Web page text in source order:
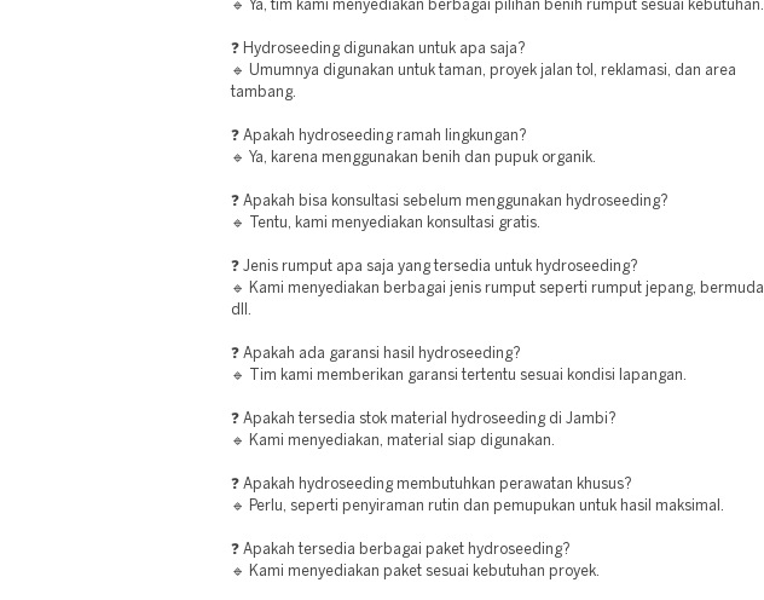
🔹 Ya, tim kami menyediakan berbagai pilihan benih rumput sesuai kebutuhan.
❓ Hydroseeding digunakan untuk apa saja?
🔹 Umumnya digunakan untuk taman, proyek jalan tol, reklamasi, dan area
tambang.
❓ Apakah hydroseeding ramah lingkungan?
🔹 Ya, karena menggunakan benih dan pupuk organik.
❓ Apakah bisa konsultasi sebelum menggunakan hydroseeding?
🔹 Tentu, kami menyediakan konsultasi gratis.
❓ Jenis rumput apa saja yang tersedia untuk hydroseeding?
🔹 Kami menyediakan berbagai jenis rumput seperti rumput jepang, bermuda,
dll.
❓ Apakah ada garansi hasil hydroseeding?
🔹 Tim kami memberikan garansi tertentu sesuai kondisi lapangan.
❓ Apakah tersedia stok material hydroseeding di Jambi?
🔹 Kami menyediakan, material siap digunakan.
❓ Apakah hydroseeding membutuhkan perawatan khusus?
🔹 Perlu, seperti penyiraman rutin dan pemupukan untuk hasil maksimal.
❓ Apakah tersedia berbagai paket hydroseeding?
🔹 Kami menyediakan paket sesuai kebutuhan proyek.